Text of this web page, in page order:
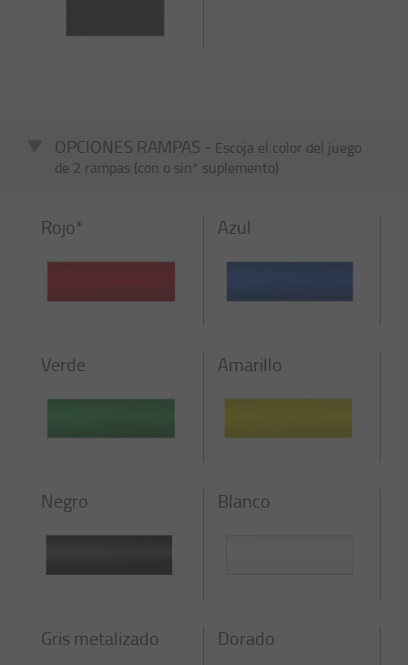
OPCIONES RAMPAS - Escoja el color del juego
de 2 rampas (con o sin* suplemento)
Rojo* Azul
Verde Amarillo
Negro Blanco
Gris metalizado Dorado